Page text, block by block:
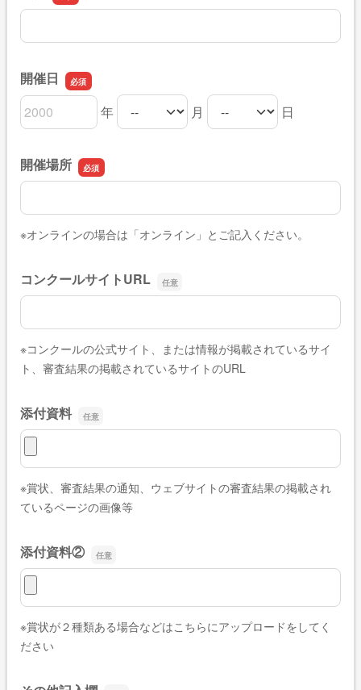
主催
開催日
開催日の年 年
開催日の月 月
開催日の日 日
開催場所
開催場所
※オンラインの場合は「オンライン」とご記入ください。
コンクールサイトURL
コンクールサイトURL
※コンクールの公式サイト、または情報が掲載されているサイ
ト、審査結果の掲載されているサイトのURL
添付資料
添付資料
※賞状、審査結果の通知、ウェブサイトの審査結果の掲載され
ているページの画像等
添付資料②
添付資料②
※賞状が２種類ある場合などはこちらにアップロードをしてく
ださい